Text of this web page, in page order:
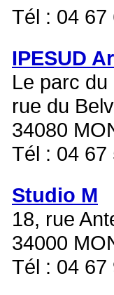
Tél : 04 67
IPESUD
Le parc
rue du
34080
Tél : 04 67
Studio M
18, rue
34000
Tél : 04 67